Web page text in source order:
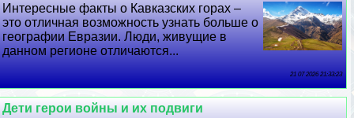
Интересные факты о Кавказских горах –
это отличная возможность узнать больше о
географии Евразии. Люди, живущие в
данном регионе отличаются...
21 07 2026 21:33:23
Дети герои войны и их подвиги